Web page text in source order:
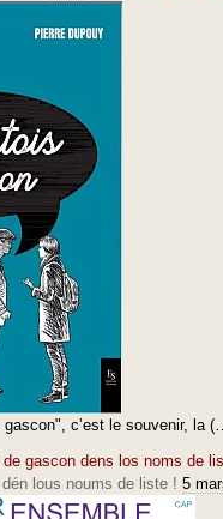
c’est le souvenir, la
gascon dens los noms de
lous noums de liste ! 5